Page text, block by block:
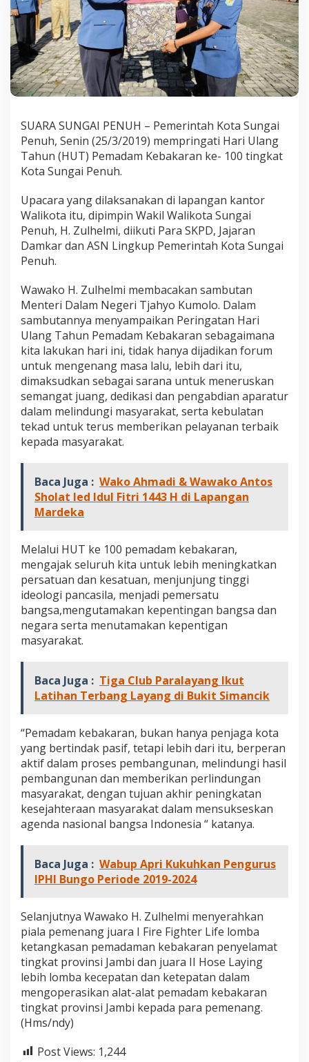
e
r
i
n
g
a
t
i
T
D
a
r
K
e
-
1
SUARA SUNGAI PENUH – Pemerintah Kota Sungai
Penuh, Senin (25/3/2019) mempringati Hari Ulang
Tahun (HUT) Pemadam Kebakaran ke- 100 tingkat
Kota Sungai Penuh.
Upacara yang dilaksanakan di lapangan kantor
Walikota itu, dipimpin Wakil Walikota Sungai
Penuh, H. Zulhelmi, diikuti Para SKPD, Jajaran
Damkar dan ASN Lingkup Pemerintah Kota Sungai
Penuh.
Wawako H. Zulhelmi membacakan sambutan
Menteri Dalam Negeri Tjahyo Kumolo. Dalam
sambutannya menyampaikan Peringatan Hari
Ulang Tahun Pemadam Kebakaran sebagaimana
kita lakukan hari ini, tidak hanya dijadikan forum
untuk mengenang masa lalu, lebih dari itu,
dimaksudkan sebagai sarana untuk meneruskan
semangat juang, dedikasi dan pengabdian aparatur
dalam melindungi masyarakat, serta kebulatan
tekad untuk terus memberikan pelayanan terbaik
kepada masyarakat.
Baca Juga : Wako Ahmadi & Wawako Antos
Sholat Ied Idul Fitri 1443 H di Lapangan
Mardeka
Melalui HUT ke 100 pemadam kebakaran,
mengajak seluruh kita untuk lebih meningkatkan
persatuan dan kesatuan, menjunjung tinggi
ideologi pancasila, menjadi pemersatu
bangsa,mengutamakan kepentingan bangsa dan
negara serta menutamakan kepentigan
masyarakat.
Baca Juga : Tiga Club Paralayang Ikut
Latihan Terbang Layang di Bukit Simancik
“Pemadam kebakaran, bukan hanya penjaga kota
yang bertindak pasif, tetapi lebih dari itu, berperan
aktif dalam proses pembangunan, melindungi hasil
pembangunan dan memberikan perlindungan
masyarakat, dengan tujuan akhir peningkatan
kesejahteraan masyarakat dalam mensukseskan
agenda nasional bangsa Indonesia “ katanya.
Baca Juga : Wabup Apri Kukuhkan Pengurus
IPHI Bungo Periode 2019-2024
Selanjutnya Wawako H. Zulhelmi menyerahkan
piala pemenang juara I Fire Fighter Life lomba
ketangkasan pemadaman kebakaran penyelamat
tingkat provinsi Jambi dan juara II Hose Laying
lebih lomba kecepatan dan ketepatan dalam
mengoperasikan alat-alat pemadam kebakaran
tingkat provinsi Jambi kepada para pemenang.
(Hms/ndy)
Post Views: 1,244